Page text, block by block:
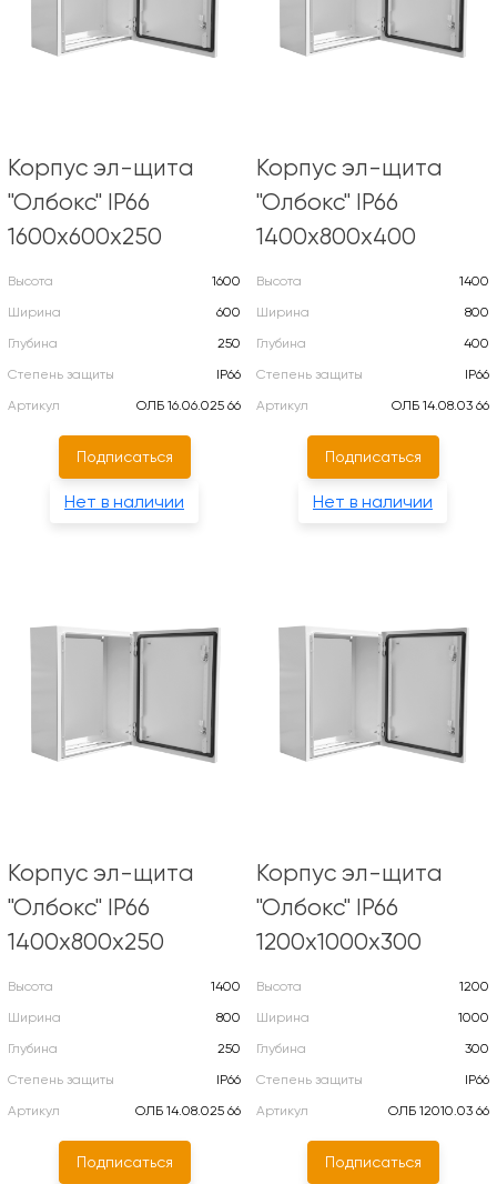
Корпус эл-щита
"Олбокс" IP66
1600х600х250
Высота
1600
Ширина
600
Глубина
250
Степень защиты
IP66
Артикул
ОЛБ 16.06.025 66
Подписаться
Нет в наличии
Корпус эл-щита
"Олбокс" IP66
1400х800х400
Высота
1400
Ширина
800
Глубина
400
Степень защиты
IP66
Артикул
ОЛБ 14.08.03 66
Подписаться
Нет в наличии
Корпус эл-щита
"Олбокс" IP66
1400х800х250
Высота
1400
Ширина
800
Глубина
250
Степень защиты
IP66
Артикул
ОЛБ 14.08.025 66
Подписаться
Корпус эл-щита
"Олбокс" IP66
1200х1000х300
Высота
1200
Ширина
1000
Глубина
300
Степень защиты
IP66
Артикул
ОЛБ 12010.03 66
Подписаться